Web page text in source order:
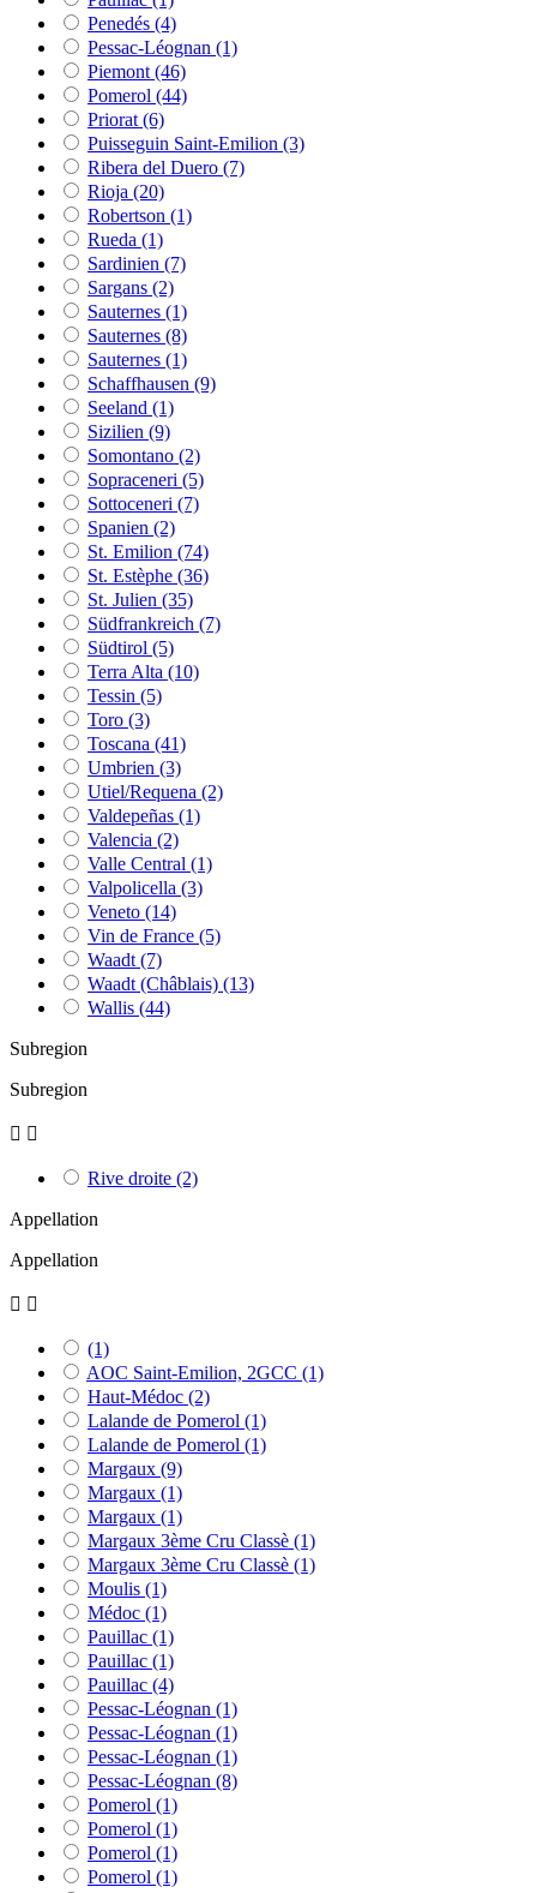
Penedés (4)
Pessac-Léognan (1)
Piemont (46)
Pomerol (44)
Priorat (6)
Puisseguin Saint-Emilion (3)
Ribera del Duero (7)
Rioja (20)
Robertson (1)
Rueda (1)
Sardinien (7)
Sargans (2)
Sauternes (1)
Sauternes (8)
Sauternes (1)
Schaffhausen (9)
Seeland (1)
Sizilien (9)
Somontano (2)
Sopraceneri (5)
Sottoceneri (7)
Spanien (2)
St. Emilion (74)
St. Estèphe (36)
St. Julien (35)
Südfrankreich (7)
Südtirol (5)
Terra Alta (10)
Tessin (5)
Toro (3)
Toscana (41)
Umbrien (3)
Utiel/Requena (2)
Valdepeñas (1)
Valencia (2)
Valle Central (1)
Valpolicella (3)
Veneto (14)
Vin de France (5)
Waadt (7)
Waadt (Châblais) (13)
Wallis (44)
Subregion
Subregion
 
Rive droite (2)
Appellation
Appellation
 
(1)
AOC Saint-Emilion, 2GCC (1)
Haut-Médoc (2)
Lalande de Pomerol (1)
Lalande de Pomerol (1)
Margaux (9)
Margaux (1)
Margaux (1)
Margaux 3ème Cru Classè (1)
Margaux 3ème Cru Classè (1)
Moulis (1)
Médoc (1)
Pauillac (1)
Pauillac (1)
Pauillac (4)
Pessac-Léognan (1)
Pessac-Léognan (1)
Pessac-Léognan (1)
Pessac-Léognan (8)
Pomerol (1)
Pomerol (1)
Pomerol (1)
Pomerol (1)